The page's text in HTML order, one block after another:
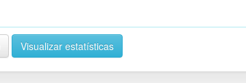
Visualizar estatísticas